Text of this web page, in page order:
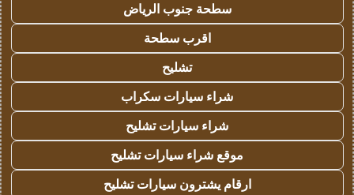
سطحة جنوب الرياض
اقرب سطحة
تشليح
شراء سيارات سكراب
شراء سيارات تشليح
موقع شراء سيارات تشليح
ارقام يشترون سيارات تشليح